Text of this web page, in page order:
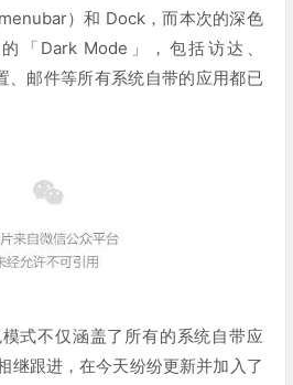
）和 Dock，而本次的深色
「Dark Mode」，包括访达、
、邮件等所有系统自带的应用都已
式不仅涵盖了所有的系统自带应
继跟进，在今天纷纷更新并加入了